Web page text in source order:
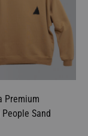
Premium
Sand